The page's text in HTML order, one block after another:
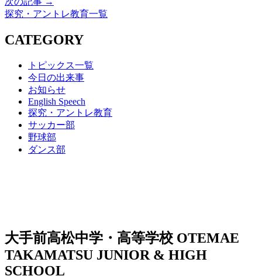
探究・アントレ教育一覧
CATEGORY
トピックス一覧
今日の出来事
お知らせ
English Speech
探究・アントレ教育
サッカー部
野球部
ダンス部
大手前高松中学・高等学校 OTEMAE
TAKAMATSU JUNIOR & HIGH
SCHOOL